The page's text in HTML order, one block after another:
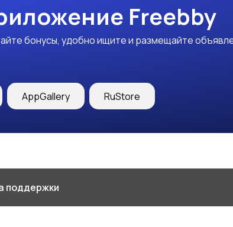
Freebby
бонусы, удобно ищите и размещайте
AppGallery RuStore
поддержки